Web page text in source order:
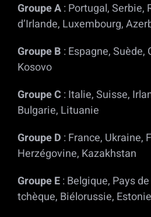
Groupe A: Portugal, Serbie,
d’Irlande, Luxembourg,
Groupe B : Espagne, Suède,
Kosovo
Groupe C : Italie, Suisse,
Bulgarie, Lituanie
Groupe D : France, Ukraine,
Herzégovine, Kazakhstan
Groupe E: Belgique, Pays
tchèque, Biélorussie, Estonie